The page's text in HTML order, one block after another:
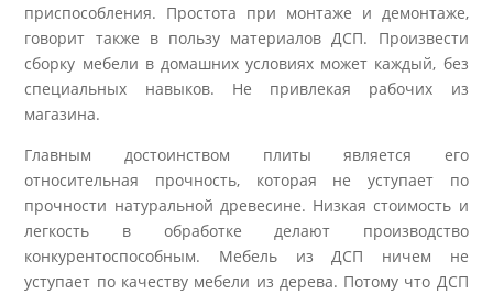
приспособления. Простота при монтаже и демонтаже,
говорит также в пользу материалов ДСП. Произвести
сборку мебели в домашних условиях может каждый, без
специальных навыков. Не привлекая рабочих из
магазина.
Главным достоинством плиты является его
относительная прочность, которая не уступает по
прочности натуральной древесине. Низкая стоимость и
легкость в обработке делают производство
конкурентоспособным. Мебель из ДСП ничем не
уступает по качеству мебели из дерева. Потому что ДСП